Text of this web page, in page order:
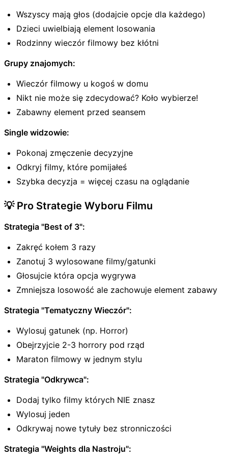
Wszyscy mają głos (dodajcie opcje dla każdego)
Dzieci uwielbiają element losowania
Rodzinny wieczór filmowy bez kłótni
Grupy znajomych:
Wieczór filmowy u kogoś w domu
Nikt nie może się zdecydować? Koło wybierze!
Zabawny element przed seansem
Single widzowie:
Pokonaj zmęczenie decyzyjne
Odkryj filmy, które pomijałeś
Szybka decyzja = więcej czasu na oglądanie
💡 Pro Strategie Wyboru Filmu
Strategia "Best of 3":
Zakręć kołem 3 razy
Zanotuj 3 wylosowane filmy/gatunki
Głosujcie która opcja wygrywa
Zmniejsza losowość ale zachowuje element zabawy
Strategia "Tematyczny Wieczór":
Wylosuj gatunek (np. Horror)
Obejrzyjcie 2-3 horrory pod rząd
Maraton filmowy w jednym stylu
Strategia "Odkrywca":
Dodaj tylko filmy których NIE znasz
Wylosuj jeden
Odkrywaj nowe tytuły bez stronniczości
Strategia "Weights dla Nastroju":